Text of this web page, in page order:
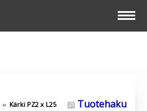
Tuotehaku
›› Kärki PZ2 x L25